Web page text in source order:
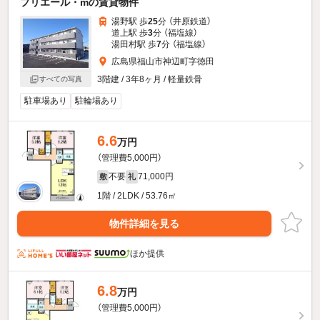
すべての写真
湯野駅 歩25分 （井原鉄道）
道上駅 歩3分 （福塩線）
湯田村駅 歩7分 （福塩線）
広島県福山市神辺町字徳田
3階建 / 3年8ヶ月 / 軽量鉄骨
駐車場あり 駐輪場あり
6.6万円
（管理費5,000円）
敷 不要 礼 71,000円
1階 / 2LDK / 53.76㎡
物件詳細を見る
ほか提供
6.8万円
（管理費5,000円）